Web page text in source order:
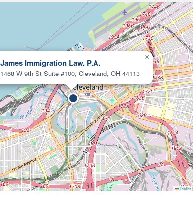
James Immigration Law, P.A.
1468 W 9th St Suite #100, Cleveland, OH 44113
×
Leaflet|